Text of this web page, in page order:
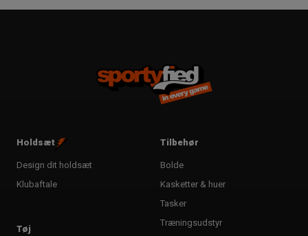
Holdsæt
Design dit holdsæt
Klubaftale
Tøj
Tilbehør
Bolde
Kasketter & huer
Tasker
Træningsudstyr